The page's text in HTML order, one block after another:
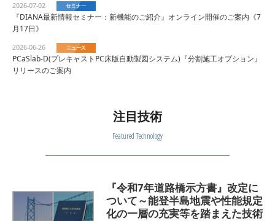
2026-07-02
『DIANA最新情報セミナー：新機能のご紹介』オンライン開催のご案内《7
月17日》
2026-06-26
PCaSlab-D(プレキャストPC床版自動製図システム)『分割施工オプション』
リリースのご案内
注目技術
Featured Technology
『令和7年道路橋示方書』改定に
ついて～能登半島地震や性能規定
化の一層の充実等を踏まえた技術